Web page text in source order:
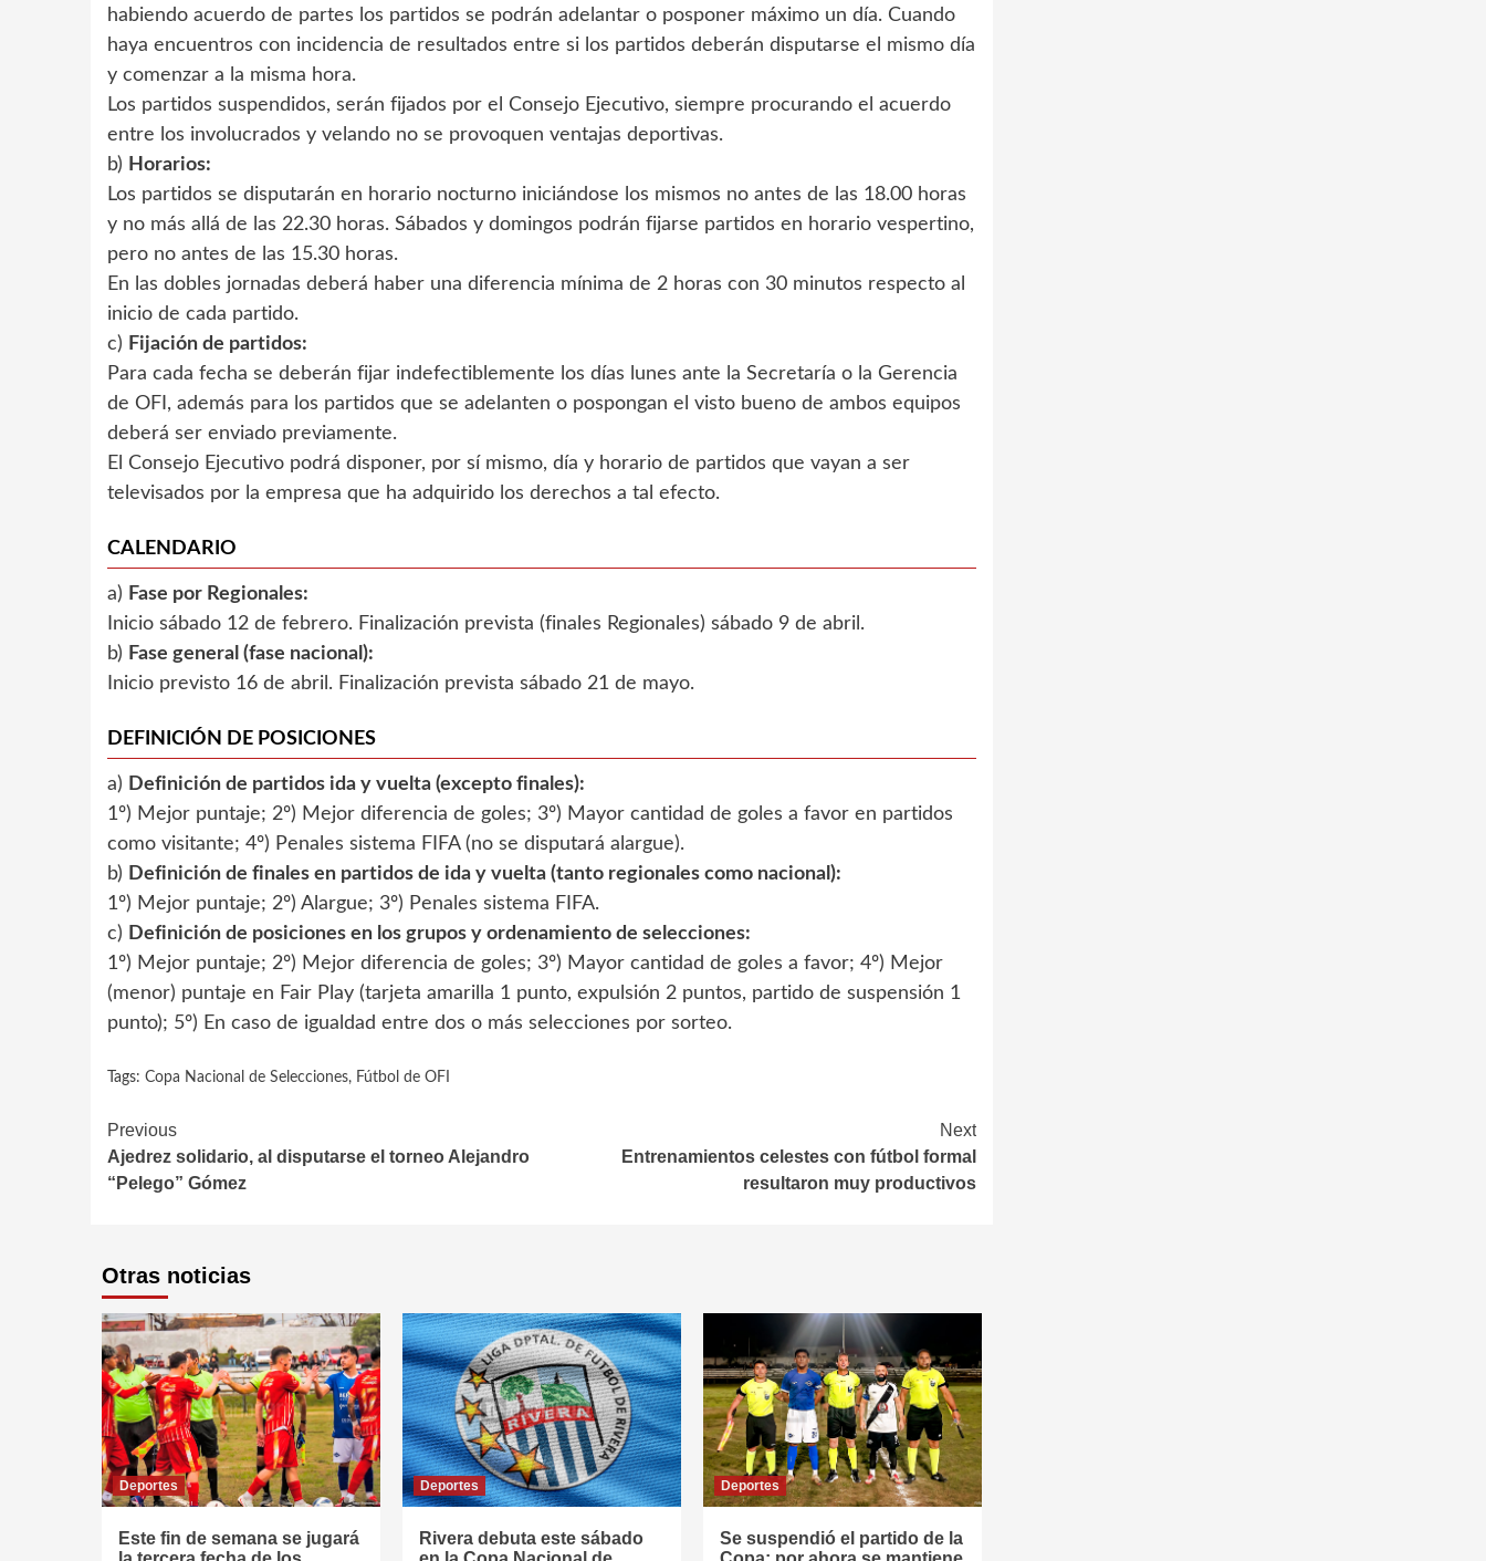
habiendo acuerdo de partes los partidos se podrán adelantar o posponer máximo un día. Cuando
haya encuentros con incidencia de resultados entre si los partidos deberán disputarse el mismo día
y comenzar a la misma hora.
Los partidos suspendidos, serán fijados por el Consejo Ejecutivo, siempre procurando el acuerdo
entre los involucrados y velando no se provoquen ventajas deportivas.
b) Horarios:
Los partidos se disputarán en horario nocturno iniciándose los mismos no antes de las 18.00 horas
y no más allá de las 22.30 horas. Sábados y domingos podrán fijarse partidos en horario vespertino,
pero no antes de las 15.30 horas.
En las dobles jornadas deberá haber una diferencia mínima de 2 horas con 30 minutos respecto al
inicio de cada partido.
c) Fijación de partidos:
Para cada fecha se deberán fijar indefectiblemente los días lunes ante la Secretaría o la Gerencia
de OFI, además para los partidos que se adelanten o pospongan el visto bueno de ambos equipos
deberá ser enviado previamente.
El Consejo Ejecutivo podrá disponer, por sí mismo, día y horario de partidos que vayan a ser
televisados por la empresa que ha adquirido los derechos a tal efecto.
CALENDARIO
a) Fase por Regionales:
Inicio sábado 12 de febrero. Finalización prevista (finales Regionales) sábado 9 de abril.
b) Fase general (fase nacional):
Inicio previsto 16 de abril. Finalización prevista sábado 21 de mayo.
DEFINICIÓN DE POSICIONES
a) Definición de partidos ida y vuelta (excepto finales):
1º) Mejor puntaje; 2º) Mejor diferencia de goles; 3º) Mayor cantidad de goles a favor en partidos
como visitante; 4º) Penales sistema FIFA (no se disputará alargue).
b) Definición de finales en partidos de ida y vuelta (tanto regionales como nacional):
1º) Mejor puntaje; 2º) Alargue; 3º) Penales sistema FIFA.
c) Definición de posiciones en los grupos y ordenamiento de selecciones:
1º) Mejor puntaje; 2º) Mejor diferencia de goles; 3º) Mayor cantidad de goles a favor; 4º) Mejor
(menor) puntaje en Fair Play (tarjeta amarilla 1 punto, expulsión 2 puntos, partido de suspensión 1
punto); 5º) En caso de igualdad entre dos o más selecciones por sorteo.
Tags: Copa Nacional de Selecciones, Fútbol de OFI
Continue
Reading
Previous
Ajedrez solidario, al disputarse el torneo Alejandro
“Pelego” Gómez
Next
Entrenamientos celestes con fútbol formal
resultaron muy productivos
Otras noticias
Deportes
Este fin de semana se jugará
Deportes
Rivera debuta este sábado
Deportes
Se suspendió el partido de la